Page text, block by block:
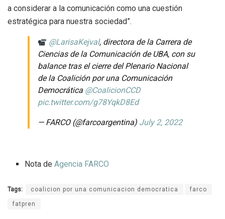
a considerar a la comunicación como una cuestión
estratégica para nuestra sociedad”.
@LarisaKejval, directora de la Carrera de
Ciencias de la Comunicación de UBA, con su
balance tras el cierre del Plenario Nacional
de la Coalición por una Comunicación
Democrática @CoalicionCCD
pic.twitter.com/g78YqkD8Ed
— FARCO (@farcoargentina) July 2, 2022
Nota deAgencia FARCO
Tags: coalicion por una comunicacion democratica farco
fatpren